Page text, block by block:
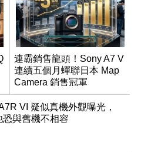
連霸銷售龍頭！Sony A7 V
連續五個月蟬聯日本 Map
Camera 銷售冠軍
VI 疑似真機外觀曝光，
恐與舊機不相容